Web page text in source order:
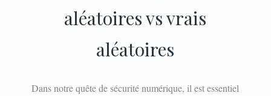
aléatoires vs vrais
aléatoires
Dans notre quête de sécurité numérique, il est essentiel